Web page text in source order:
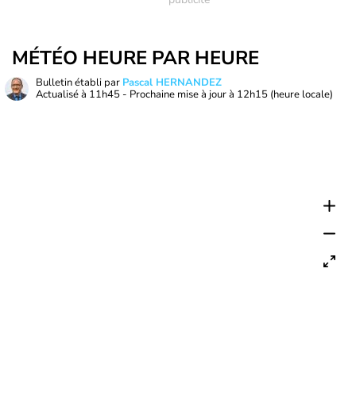
MÉTÉO HEURE PAR HEURE
Bulletin établi par Pascal HERNANDEZ
Actualisé à 11h45 - Prochaine mise à jour à 12h15 (heure locale)